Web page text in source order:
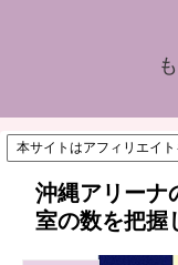
本サイトはアフィリエイト
沖縄アリーナ
室の数を把握